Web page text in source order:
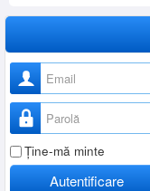
Nume utilizator
Parolă
Ţine-mă minte
Autentificare